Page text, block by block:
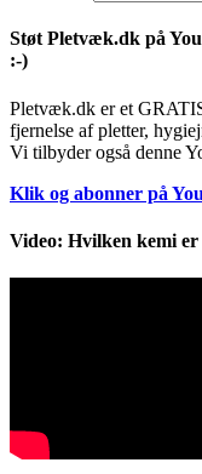
Støt Pletvæk.dk på
:-)
Pletvæk.dk er et
fjernelse af pletter,
Vi tilbyder også denne
Klik og abonner på
Video: Hvilken kemi